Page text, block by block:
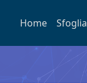
Home Sfoglia